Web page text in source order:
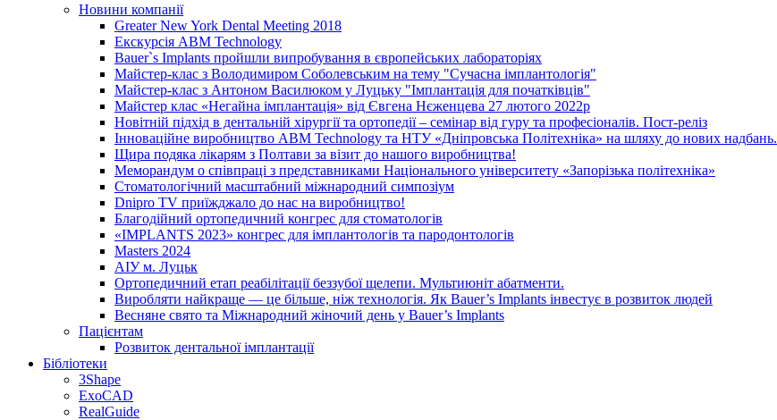
Новини компанії
Greater New York Dental Meeting 2018
Екскурсія ABM Technology
Bauer`s Implants пройшли випробування в європейських лабораторіях
Майстер-клас з Володимиром Соболевським на тему "Сучасна імплантологія"
Майстер-клас з Антоном Василюком у Луцьку "Імплантація для початківців"
Майстер клас «Негайна імплантація» від Євгена Нєженцева 27 лютого 2022р
Новітній підхід в дентальній хірургії та ортопедії – семінар від гуру та професіоналів. Пост-реліз
Інноваційне виробництво ABM Technology та НТУ «Дніпровська Політехніка» на шляху до нових надбань.
Щира подяка лікарям з Полтави за візит до нашого виробництва!
Меморандум о співпраці з представниками Національного університету «Запорізька політехніка»
Стоматологічний масштабний міжнародний симпозіум
Dnipro TV приїжджало до нас на виробництво!
Благодійний ортопедичний конгрес для стоматологів
«IMPLANTS 2023» конгрес для імплантологів та пародонтологів
Masters 2024
АІУ м. Луцьк
Ортопедичний етап реабілітації беззубої щелепи. Мультиюніт абатменти.
Виробляти найкраще — це більше, ніж технологія. Як Bauer’s Implants інвестує в розвиток людей
Весняне свято та Міжнародний жіночий день у Bauer’s Implants
Пацієнтам
Розвиток дентальної імплантації
Бібліотеки
3Shape
ExoCAD
RealGuide